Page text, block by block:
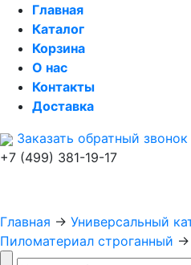
Главная
Каталог
Корзина
О нас
Контакты
Доставка
Заказать обратный звонок
+7 (499) 381-19-17
Главная → Универсальный
Пиломатериал строганный →